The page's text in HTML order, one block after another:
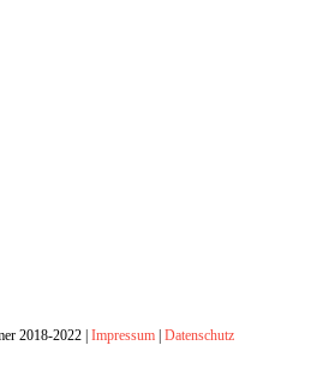
2018-2022 | Impressum Datenschutz